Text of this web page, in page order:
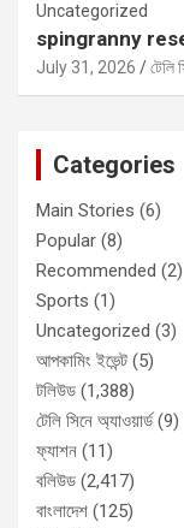
Uncategorized
spingranny
July 31, 2026 টেলি
Categories
Main Stories (6)
Popular (8)
Recommended (2)
Sports (1)
Uncategorized (3)
আপকামিং ইভেন্ট (5)
টলিউড (1,388)
টেলি সিনে অ্যাওয়ার্ড(9)
ফ্যাশন (11)
বলিউড (2,417)
বাংলাদেশ (125)